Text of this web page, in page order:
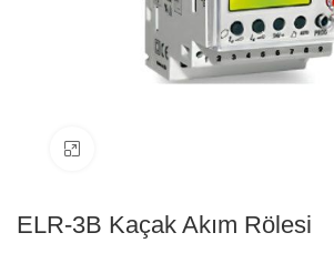
ELR-3B Kaçak Akım Rölesi